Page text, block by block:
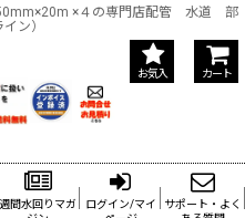
50mm×20m ×４の専門店配管 水道 部
ン）
お気入 カート
週間水回りマガ
ログイン/マイ
サポート・よく